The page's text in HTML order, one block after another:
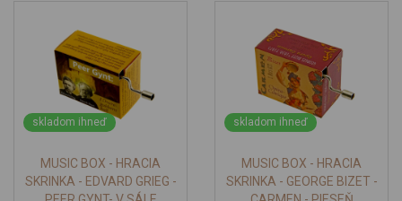
skladom ihneď
MUSIC BOX - HRACIA
SKRINKA - EDVARD GRIEG -
skladom ihneď
MUSIC BOX - HRACIA
SKRINKA - GEORGE BIZET -